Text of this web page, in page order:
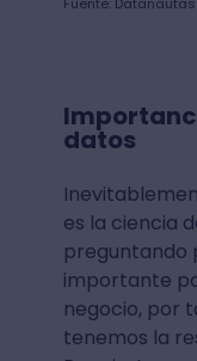
Fuente: Datanautas
datos
es la ciencia
preguntando
importante
negocio, por
tenemos la